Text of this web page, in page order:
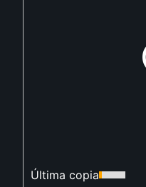
Última copia